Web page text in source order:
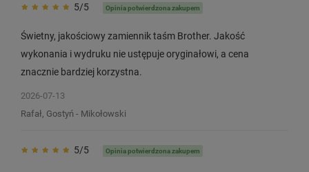
5/5 Opinia potwierdzona zakupem
Świetny, jakościowy zamiennik taśm Brother. Jakość
wykonania i wydruku nie ustępuje oryginałowi, a cena
znacznie bardziej korzystna.
2026-07-13
Rafał, Gostyń - Mikołowski
5/5 Opinia potwierdzona zakupem